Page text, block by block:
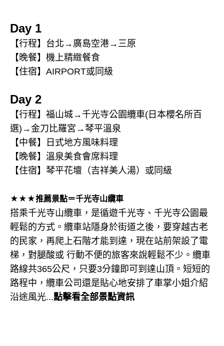
Day 1
【行程】台北→廣島空港→三原
【晚餐】機上精緻餐食
【住宿】AIRPORT或同級
Day 2
【行程】福山城→千光寺公園纜車(日本櫻名所百
選)→金刀比羅宮→琴平溫泉
【中餐】日式地方風味料理
【晚餐】溫泉美食會席料理
【住宿】琴平花壇（吉祥美人湯）或同級
★★★推薦景點＝千光寺山纜車
搭乘千光寺山纜車，是循遊千光寺、千光寺公園最
輕鬆的方式。纜車站隱身於街道之後，要穿越古老
的民家，再爬上石階才能到達，現在站前架設了電
梯，對腿酸或 行動不便的旅客來說輕鬆不少。纜車
路線共365公尺，只要3分鐘即可到達山頂。短短的
路程中，纜車公司還是貼心地安排了車掌小姐介紹
沿途風光...點擊看全部景點資訊